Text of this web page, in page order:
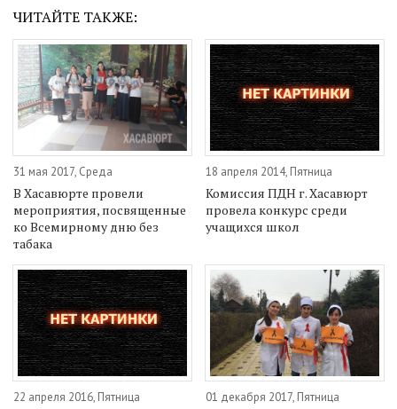
ЧИТАЙТЕ ТАКЖЕ:
31 мая 2017, Среда
В Хасавюрте провели
мероприятия, посвященные
ко Всемирному дню без
табака
18 апреля 2014, Пятница
Комиссия ПДН г. Хасавюрт
провела конкурс среди
учащихся школ
22 апреля 2016, Пятница 01 декабря 2017, Пятница